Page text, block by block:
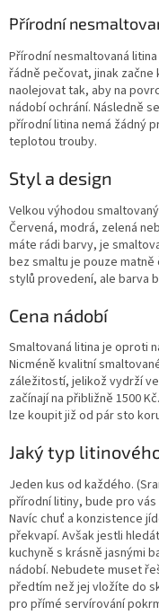
Přírodní
Přírodní nesmaltovaná
řádně pečovat, jinak začne
naolejovat tak, aby na
nádobí ochrání. Následně
přírodní litina nemá žádný
teplotou trouby.
Styl a design
Velkou výhodou
Červená, modrá, zelená
máte rádi barvy, je
bez smaltu je pouze
stylů provedení, ale barva
Cena nádobí
Smaltovaná litina je oproti
Nicméně kvalitní
záležitostí, jelikož vydrží
začínají na přibližně 1500
lze koupit již od pár sto
Jaký typ
Jeden kus od každého.
přírodní litiny, bude pro
Navíc chuť a konzistence
překvapí. Avšak jestli
kuchyně s krásně jasnými
nádobí. Nebudete muset
předtím než jej vložíte do
pro přímé servírování